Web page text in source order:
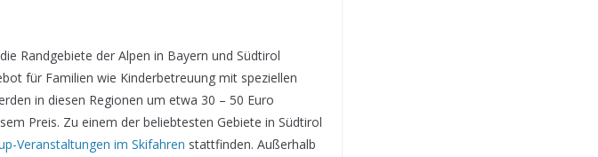
Randgebiete der Alpen in Bayern und Südtirol
für Familien wie Kinderbetreuung mit speziellen
in diesen Regionen um etwa 30 – 50 Euro
Preis. Zu einem der beliebtesten Gebiete in Südtirol
Veranstaltungen im Skifahren stattfinden. Außerhalb